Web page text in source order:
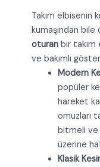
Takım elbisenin
kumaşından bile
oturanbir takım
ve bakımlı
Modern
popüler
hareket
omuzları
bitmeli ve
üzerine
Klasik